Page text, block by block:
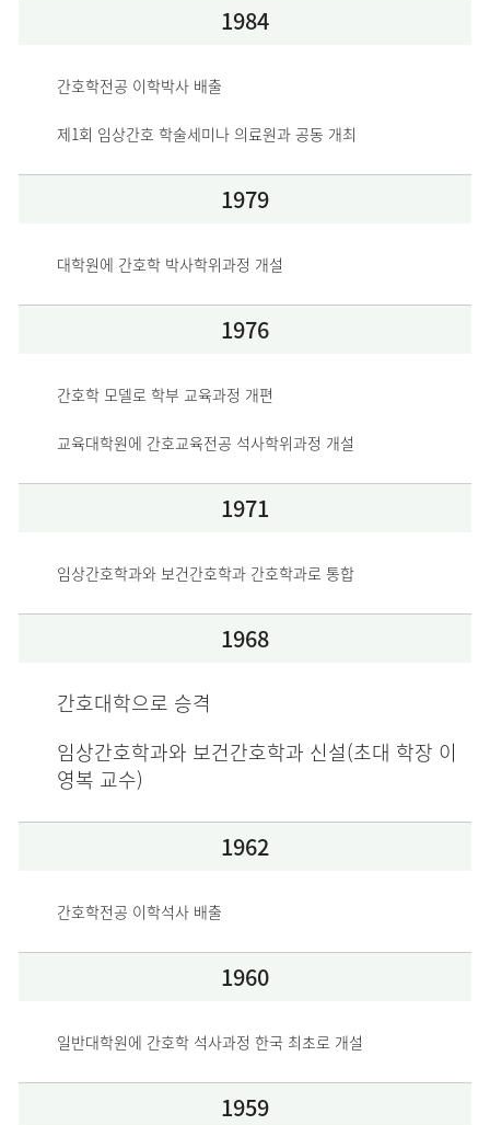
1984
간호학전공 이학박사 배출
제1회 임상간호 학술세미나 의료원과 공동 개최
1979
대학원에 간호학 박사학위과정 개설
1976
간호학 모델로 학부 교육과정 개편
교육대학원에 간호교육전공 석사학위과정 개설
1971
임상간호학과와 보건간호학과 간호학과로 통합
1968
간호대학으로 승격
임상간호학과와 보건간호학과 신설(초대 학장 이
영복 교수)
1962
간호학전공 이학석사 배출
1960
일반대학원에 간호학 석사과정 한국 최초로 개설
1959